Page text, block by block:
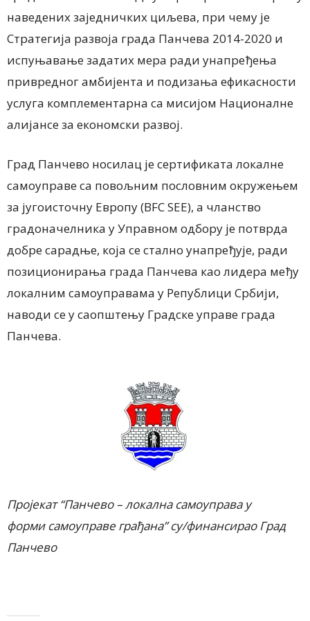
наведених заједничких циљева, при чему је
Стратегија развоја града Панчева 2014-2020 и
испуњавање задатих мера ради унапређења
привредног амбијента и подизања ефикасности
услуга комплементарна са мисијом Националне
алијансе за економски развој.
Град Панчево носилац је сертификата локалне
самоуправе са повољним пословним окружењем
за југоисточну Европу (BFC SEE), а чланство
градоначелника у Управном одбору је потврда
добре сарадње, која се стално унапређује, ради
позиционирања града Панчева као лидера међу
локалним самоуправама у Републици Србији,
наводи се у саопштењу Градске управе града
Панчева.
Пројекат “Панчево – локална самоуправа у
форми самоуправе грађана” су/финансирао Град
Панчево